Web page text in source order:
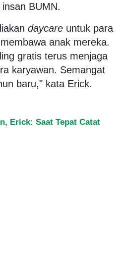
BUMN.
daycare untuk para
anak mereka.
gratis terus menjaga
karyawan. Semangat
baru," kata Erick.
Erick: Saat Tepat Catat